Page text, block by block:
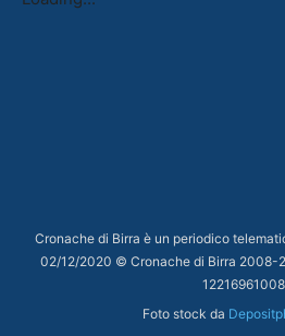
Cronache di Birra è un periodico
02/12/2020 © Cronache di Birra 2008-
12216961008
Foto stock da